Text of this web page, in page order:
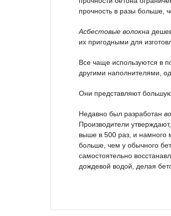
прочность в разы больше,
Асбестовые волокна
их пригодными для
Все чаще используются в
другими наполнителями,
Они представляют большую
Недавно был разработан
Производители
выше в 500 раз, и намного
больше, чем у обычного
самостоятельно
дождевой водой, делая